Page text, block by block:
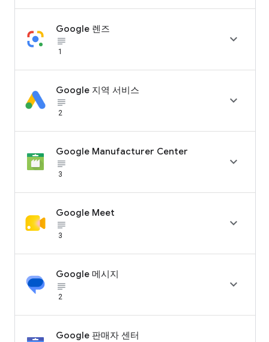
Google 렌즈
subject_black
1

Google 지역 서비스
subject_black
2

Google Manufacturer Center
subject_black
3

Google Meet
subject_black
3

Google 메시지
subject_black
2

Google 판매자 센터